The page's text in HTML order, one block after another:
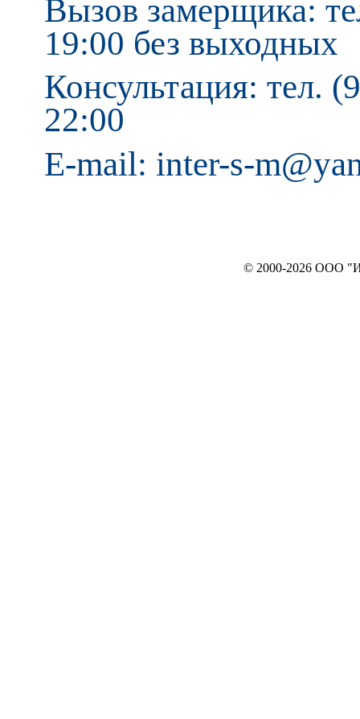
Вызов замерщика:
19:00 без выходных
Консультация: тел.
22:00
E-mail: inter-s-
© 2000-2026 ООО "ИНТЕРЬЕР`c"